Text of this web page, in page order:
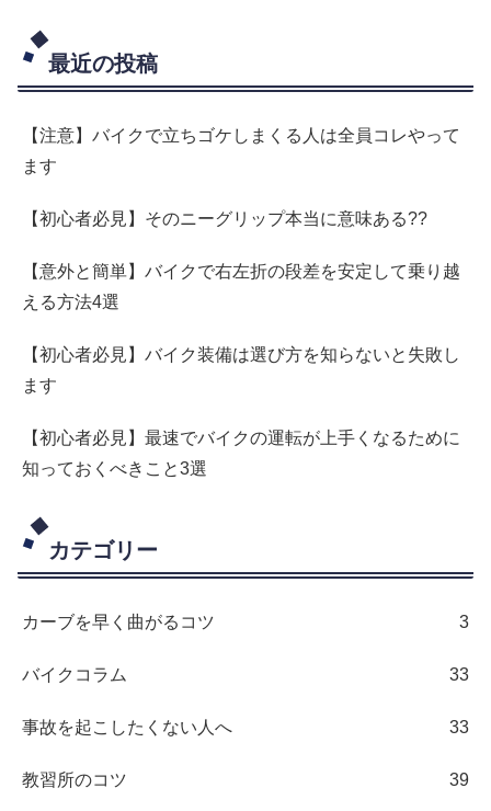
最近の投稿
【注意】バイクで立ちゴケしまくる人は全員コレやって
ます
【初心者必見】そのニーグリップ本当に意味ある??
【意外と簡単】バイクで右左折の段差を安定して乗り越
える方法4選
【初心者必見】バイク装備は選び方を知らないと失敗し
ます
【初心者必見】最速でバイクの運転が上手くなるために
知っておくべきこと3選
カテゴリー
カーブを早く曲がるコツ 3
バイクコラム 33
事故を起こしたくない人へ 33
教習所のコツ 39